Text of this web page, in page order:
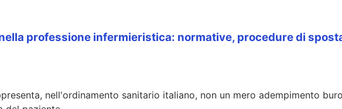
professione infermieristica: normative, procedure di
nell'ordinamento sanitario italiano, non un mero adempimento